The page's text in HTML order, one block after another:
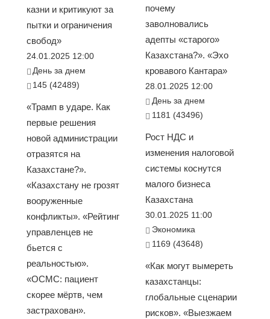
казни и критикуют за
пытки и ограничения
свобод»
24.01.2025 12:00
День за днем
145 (42489)
«Трамп в ударе. Как
первые решения
новой администрации
отразятся на
Казахстане?».
«Казахстану не грозят
вооруженные
конфликты». «Рейтинг
управленцев не
бьется с
реальностью».
«ОСМС: пациент
скорее мёртв, чем
застрахован».
почему
заволновались
адепты «старого»
Казахстана?». «Эхо
кровавого Кантара»
28.01.2025 12:00
День за днем
1181 (43496)
Рост НДС и
изменения налоговой
системы коснутся
малого бизнеса
Казахстана
30.01.2025 11:00
Экономика
1169 (43648)
«Как могут вымереть
казахстанцы:
глобальные сценарии
рисков». «Выезжаем